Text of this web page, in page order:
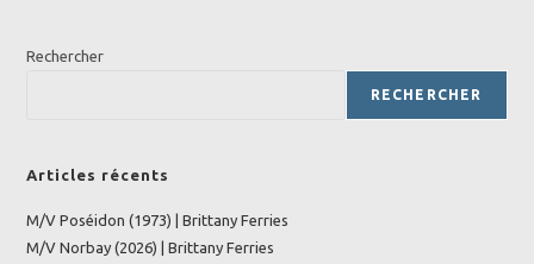
Rechercher
RECHERCHER
Articles récents
M/V Poséidon (1973) | Brittany Ferries
M/V Norbay (2026) | Brittany Ferries